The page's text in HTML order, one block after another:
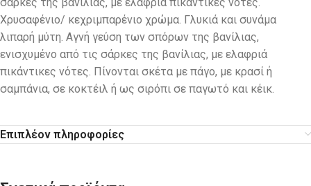
Χρυσαφένιο/ κεχριμπαρένιο χρώμα. Γλυκιά και συνάμα
λιπαρή μύτη. Αγνή γεύση των σπόρων της βανίλιας,
ενισχυμένο από τις σάρκες της βανίλιας, με ελαφριά
πικάντικες νότες. Πίνονται σκέτα με πάγο, με κρασί ή
σαμπάνια, σε κοκτέιλ ή ως σιρόπι σε παγωτό και κέικ.
Επιπλέον πληροφορίες